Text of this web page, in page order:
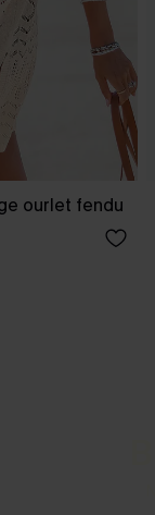
ourlet fendu